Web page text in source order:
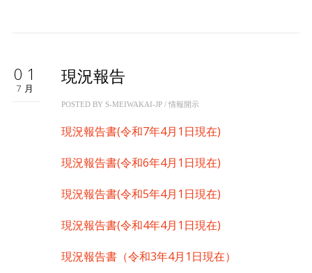
01
7月
現況報告
POSTED BY S-MEIWAKAI-JP/ 情報開示
現況報告書(令和7年4月1日現在)
現況報告書(令和6年4月1日現在)
現況報告書(令和5年4月1日現在)
現況報告書(令和4年4月1日現在)
現況報告書（令和3年4月1日現在）